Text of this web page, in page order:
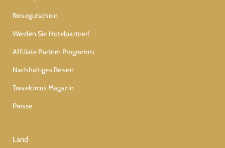
Reisegutschein
Werden Sie Hotelpartner!
Affiliate Partner Programm
Nachhaltiges Reisen
Travelcircus Magazin
Presse
Land